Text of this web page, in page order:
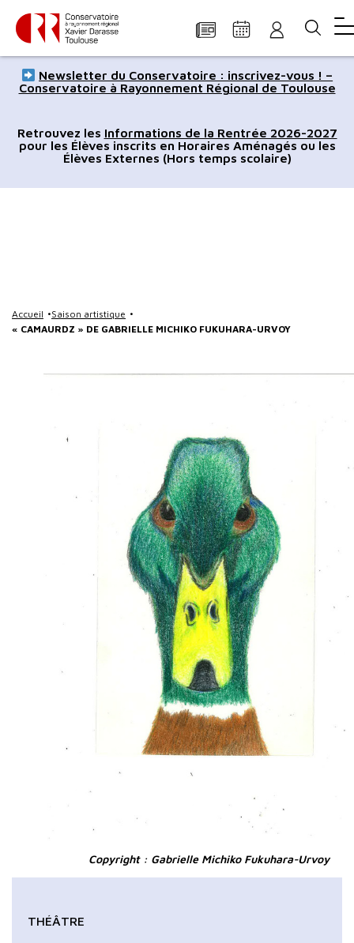
Panneau de gestion des cookies
Aller
au
principal
à
navigation
à
recherche
au
de
page
au
du
site
Newsletter du Conservatoire : inscrivez-vous ! –
Conservatoire à Rayonnement Régional de Toulouse
Retrouvez les Informations de la Rentrée 2026-2027
pour les Élèves inscrits en Horaires Aménagés ou les
Élèves Externes (Hors temps scolaire)
Accueil
Saison artistique
« CAMAURDZ » DE GABRIELLE MICHIKO FUKUHARA-URVOY
Copyright : Gabrielle Michiko Fukuhara-Urvoy
THÉÂTRE